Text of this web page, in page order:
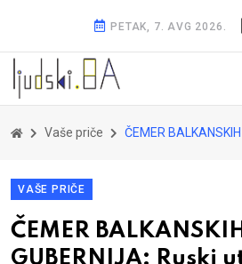
PETAK, 7. AVG 2026.
Vaše priče ČEMER BALKANSKIH GUBERNIJA: Ruski uticaj sve jači,
VAŠE PRIČE
ČEMER
GUBERNIJA: Ruski